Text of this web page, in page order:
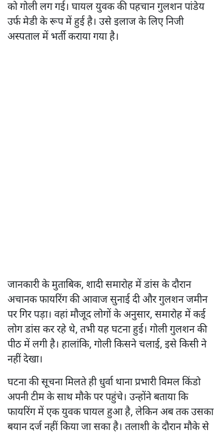
को गोली लग गई। घायल युवक की पहचान गुलशन पांडेय
उर्फ मेडी के रूप में हुई है। उसे इलाज के लिए निजी
अस्पताल में भर्ती कराया गया है।
जानकारी के मुताबिक, शादी समारोह में डांस के दौरान
अचानक फायरिंग की आवाज सुनाई दी और गुलशन जमीन
पर गिर पड़ा। वहां मौजूद लोगों के अनुसार, समारोह में कई
लोग डांस कर रहे थे, तभी यह घटना हुई। गोली गुलशन की
पीठ में लगी है। हालांकि, गोली किसने चलाई, इसे किसी ने
नहीं देखा।
घटना की सूचना मिलते ही धुर्वा थाना प्रभारी विमल किंडो
अपनी टीम के साथ मौके पर पहुंचे। उन्होंने बताया कि
फायरिंग में एक युवक घायल हुआ है, लेकिन अब तक उसका
बयान दर्ज नहीं किया जा सका है। तलाशी के दौरान मौके से